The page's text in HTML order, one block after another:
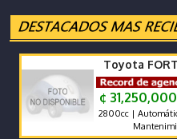
Toyota
¢ 31,250,000
2800cc |
Mantenimiento